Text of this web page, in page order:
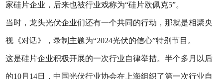
家硅片企业，后来也被行业戏称为“硅片欧佩克5”。
当时，龙头光伏企业们还有一个共同的行动，那就是相聚央
视《对话》，录制主题为“2024光伏的信心”特别节目。
这是硅片企业积极开展的一次行业自律举措。半个多月以后
的10月14日，中国光伏行业协会在上海组织了第一次行业自